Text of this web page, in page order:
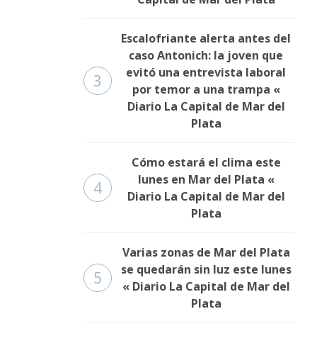
3
Escalofriante alerta antes del
caso Antonich: la joven que
evitó una entrevista laboral
por temor a una trampa «
Diario La Capital de Mar del
Plata
4
Cómo estará el clima este
lunes en Mar del Plata «
Diario La Capital de Mar del
Plata
5
Varias zonas de Mar del Plata
se quedarán sin luz este lunes
« Diario La Capital de Mar del
Plata